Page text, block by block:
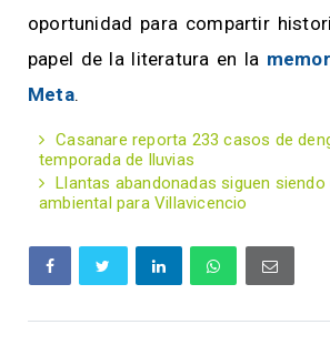
oportunidad para compartir
papel de la literatura en la
Meta.
Casanare reporta 233 casos de
temporada de lluvias
Llantas abandonadas siguen
ambiental para Villavicencio